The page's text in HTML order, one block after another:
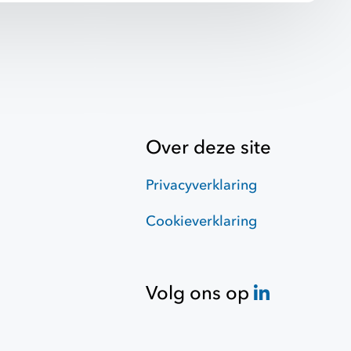
Over deze site
Privacyverklaring
Cookieverklaring
Volg ons op